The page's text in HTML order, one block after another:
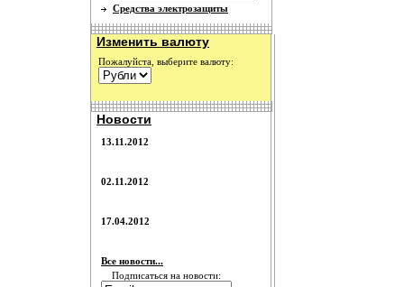
Средства электрозащиты
Изменить валюту
Пожалуйста, выберите валюту:
Новости
13.11.2012
02.11.2012
17.04.2012
Все новости...
Подписаться на новости: